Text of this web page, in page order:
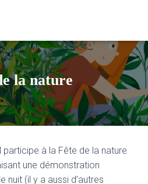
la nature
participe à la Fête de la nature
une démonstration
nuit (il y a aussi d’autres